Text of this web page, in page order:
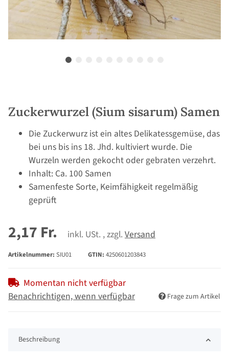
Zuckerwurzel (Sium sisarum) Samen
Die Zuckerwurz ist ein altes Delikatessgemüse, das
bei uns bis ins 18. Jhd. kultiviert wurde. Die
Wurzeln werden gekocht oder gebraten verzehrt.
Inhalt: Ca. 100 Samen
Samenfeste Sorte, Keimfähigkeit regelmäßig
geprüft
2,17 Fr. inkl. USt. , zzgl. Versand
Artikelnummer: SIU01 GTIN: 4250601203843
Momentan nicht verfügbar
Benachrichtigen, wenn verfügbar
Frage zum Artikel
Beschreibung